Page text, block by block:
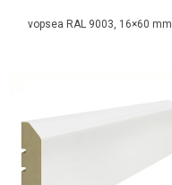
vopsea RAL 9003, 16×60 mm